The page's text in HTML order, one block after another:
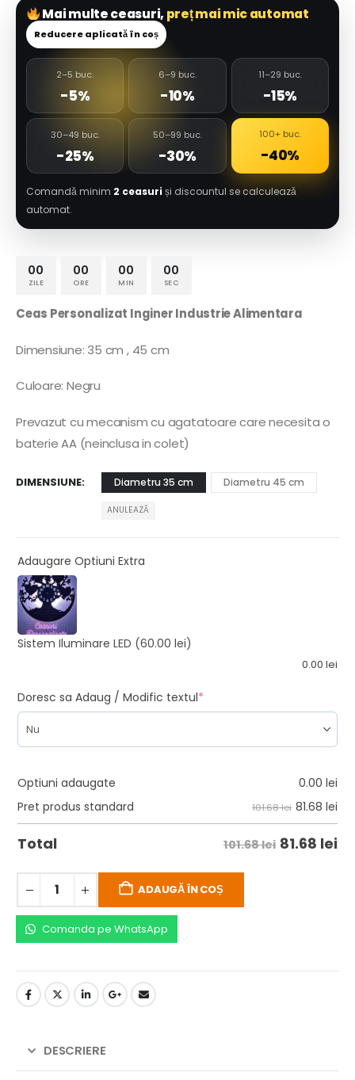
Mai multe ceasuri, preț mai mic automat
Reducere aplicată în coș
2–5 buc.
-5%
6–9 buc.
-10%
11–29 buc.
-15%
30–49 buc.
-25%
50–99 buc.
-30%
100+ buc.
-40%
Comandă minim 2 ceasuri și discountul se calculează
automat.
00
ZILE
00
ORE
00
MIN
00
SEC
Ceas Personalizat Inginer Industrie Alimentara
Dimensiune: 35 cm , 45 cm
Culoare: Negru
Prevazut cu mecanism cu agatatoare care necesita o
baterie AA (neinclusa in colet)
DIMENSIUNE Diametru 35 cm Diametru 45 cm
ANULEAZĂ
Adaugare Optiuni Extra
Sistem Iluminare LED (60.00 lei)
0.00 lei
Doresc sa Adaug / Modific textul*
Optiuni adaugate 0.00 lei
Pret produs standard
101.68 lei 81.68 lei
Total 101.68 lei 81.68 lei
ADAUGĂ ÎN COȘ
Comanda pe WhatsApp
DESCRIERE